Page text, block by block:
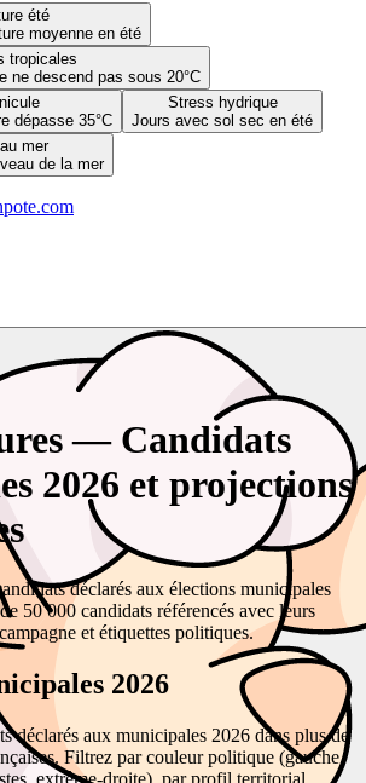
été
moyenne en été
tropicales
ne descend pas sous 20°C
dépasse 35°C
Stress hydrique
Jours avec sol sec en été
mer
de la mer
— Candidats
2026 et projections
déclarés aux élections municipales
50 000 candidats référencés avec leurs
et étiquettes politiques.
2026
déclarés aux municipales 2026 dans plus de
Filtrez par couleur politique (gauche,
extrême-droite), par profil territorial